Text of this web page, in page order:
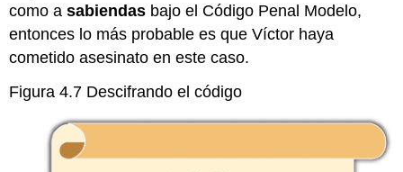
como asabiendas bajo el Código Penal Modelo,
entonces lo más probable es que Víctor haya
cometido asesinato en este caso.
Figura 4.7 Descifrando el código